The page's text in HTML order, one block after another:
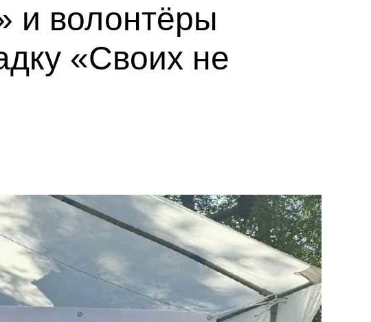
и волонтёры
«Своих не